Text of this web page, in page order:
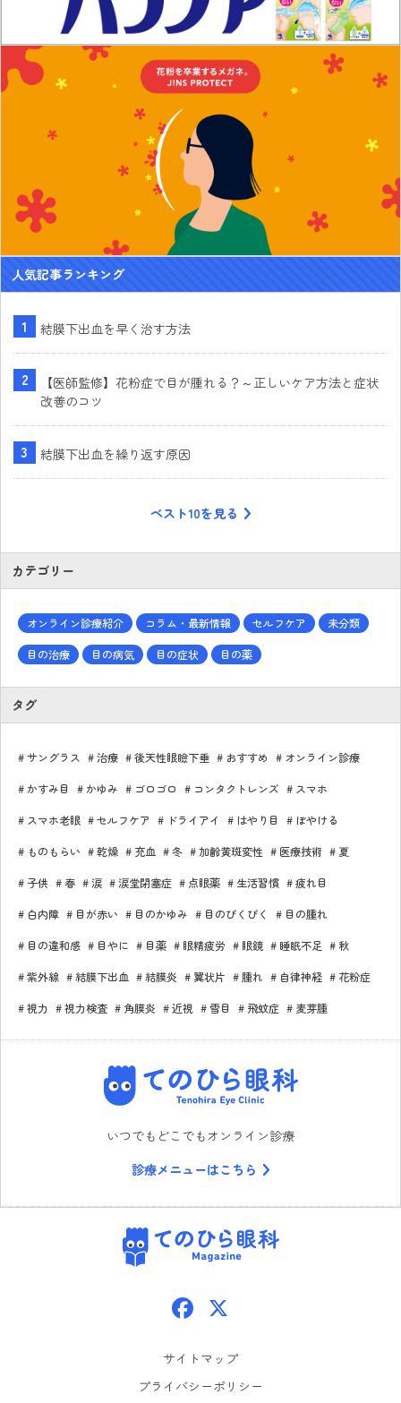
人気記事ランキング
結膜下出血を早く治す方法
【医師監修】花粉症で目が腫れる？～正しいケア方法と症状
改善のコツ
結膜下出血を繰り返す原因
ベスト10を見る
カテゴリー
オンライン診療紹介 コラム・最新情報 セルフケア 未分類
目の治療 目の病気 目の症状 目の薬
タグ
サングラス 治療 後天性眼瞼下垂 おすすめ オンライン診療
かすみ目 かゆみ ゴロゴロ コンタクトレンズ スマホ
スマホ老眼 セルフケア ドライアイ はやり目 ぼやける
ものもらい 乾燥 充血 冬 加齢黄斑変性 医療技術 夏
子供 春 涙 涙堂閉塞症 点眼薬 生活習慣 疲れ目
白内障 目が赤い 目のかゆみ 目のぴくぴく 目の腫れ
目の違和感 目やに 目薬 眼精疲労 眼鏡 睡眠不足 秋
紫外線 結膜下出血 結膜炎 翼状片 腫れ 自律神経 花粉症
視力 視力検査 角膜炎 近視 雪目 飛蚊症 麦芽腫
てのひら眼科
いつでもどこでもオンライン診療
診療メニューはこちら
てのひら眼科
Facebook
サイトマップ
プライバシーポリシー